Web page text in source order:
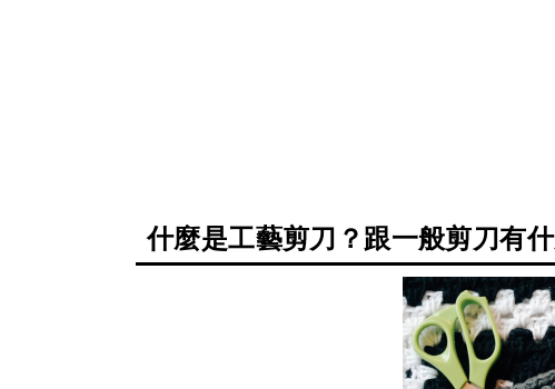
什麼是工藝剪刀？跟一般剪刀有